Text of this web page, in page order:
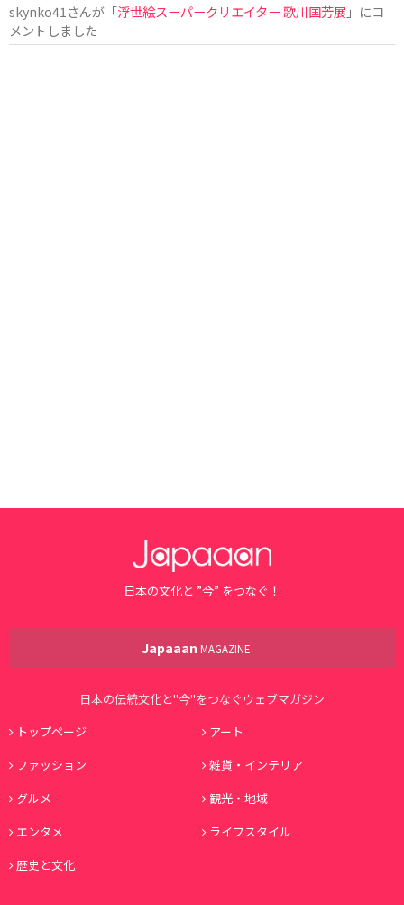
skynko41 さんが「浮世絵スーパークリエイター 歌川国芳展 」にコ
メントしました
日本の文化と ”今” をつなぐ！
Japaaan MAGAZINE
日本の伝統文化と"今"をつなぐウェブマガジン
トップページ
アート
ファッション
雑貨・インテリア
グルメ
観光・地域
エンタメ
ライフスタイル
歴史と文化